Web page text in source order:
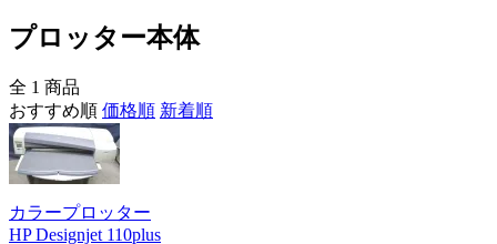
プロッター本体
全 1 商品
おすすめ順 価格順 新着順
カラープロッター
HP Designjet 110plus